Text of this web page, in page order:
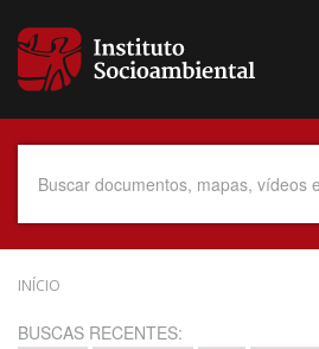
para
conteúdo
Data do Documento
INÍCIO
BUSCAS RECENTES: